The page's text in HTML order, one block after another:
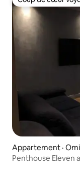
Coup de cœur
Appartement ·
Penthouse Eleven